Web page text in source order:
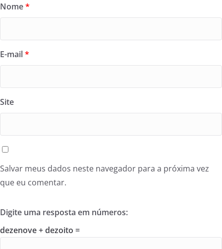
Nome*
E-mail*
Site
Salvar meus dados neste navegador para a próxima vez
que eu comentar.
Digite uma resposta em números:
dezenove + dezoito =